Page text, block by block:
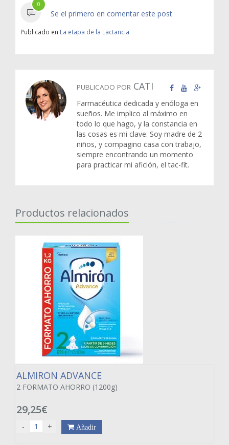
0
Se el primero en comentar este post
Publicado en La etapa de la Lactancia
PUBLICADO POR CATI
Farmacéutica dedicada y enóloga en
sueños. Me implico al máximo en
todo lo que hago, y la constancia en
las cosas es mi clave. Soy madre de 2
niños, y compagino casa con trabajo,
siempre encontrando un momento
para practicar mi afición, el tac-fit.
Productos relacionados
ALMIRON ADVANCE
2 FORMATO AHORRO (1200g)
29,25€
- + Añadir